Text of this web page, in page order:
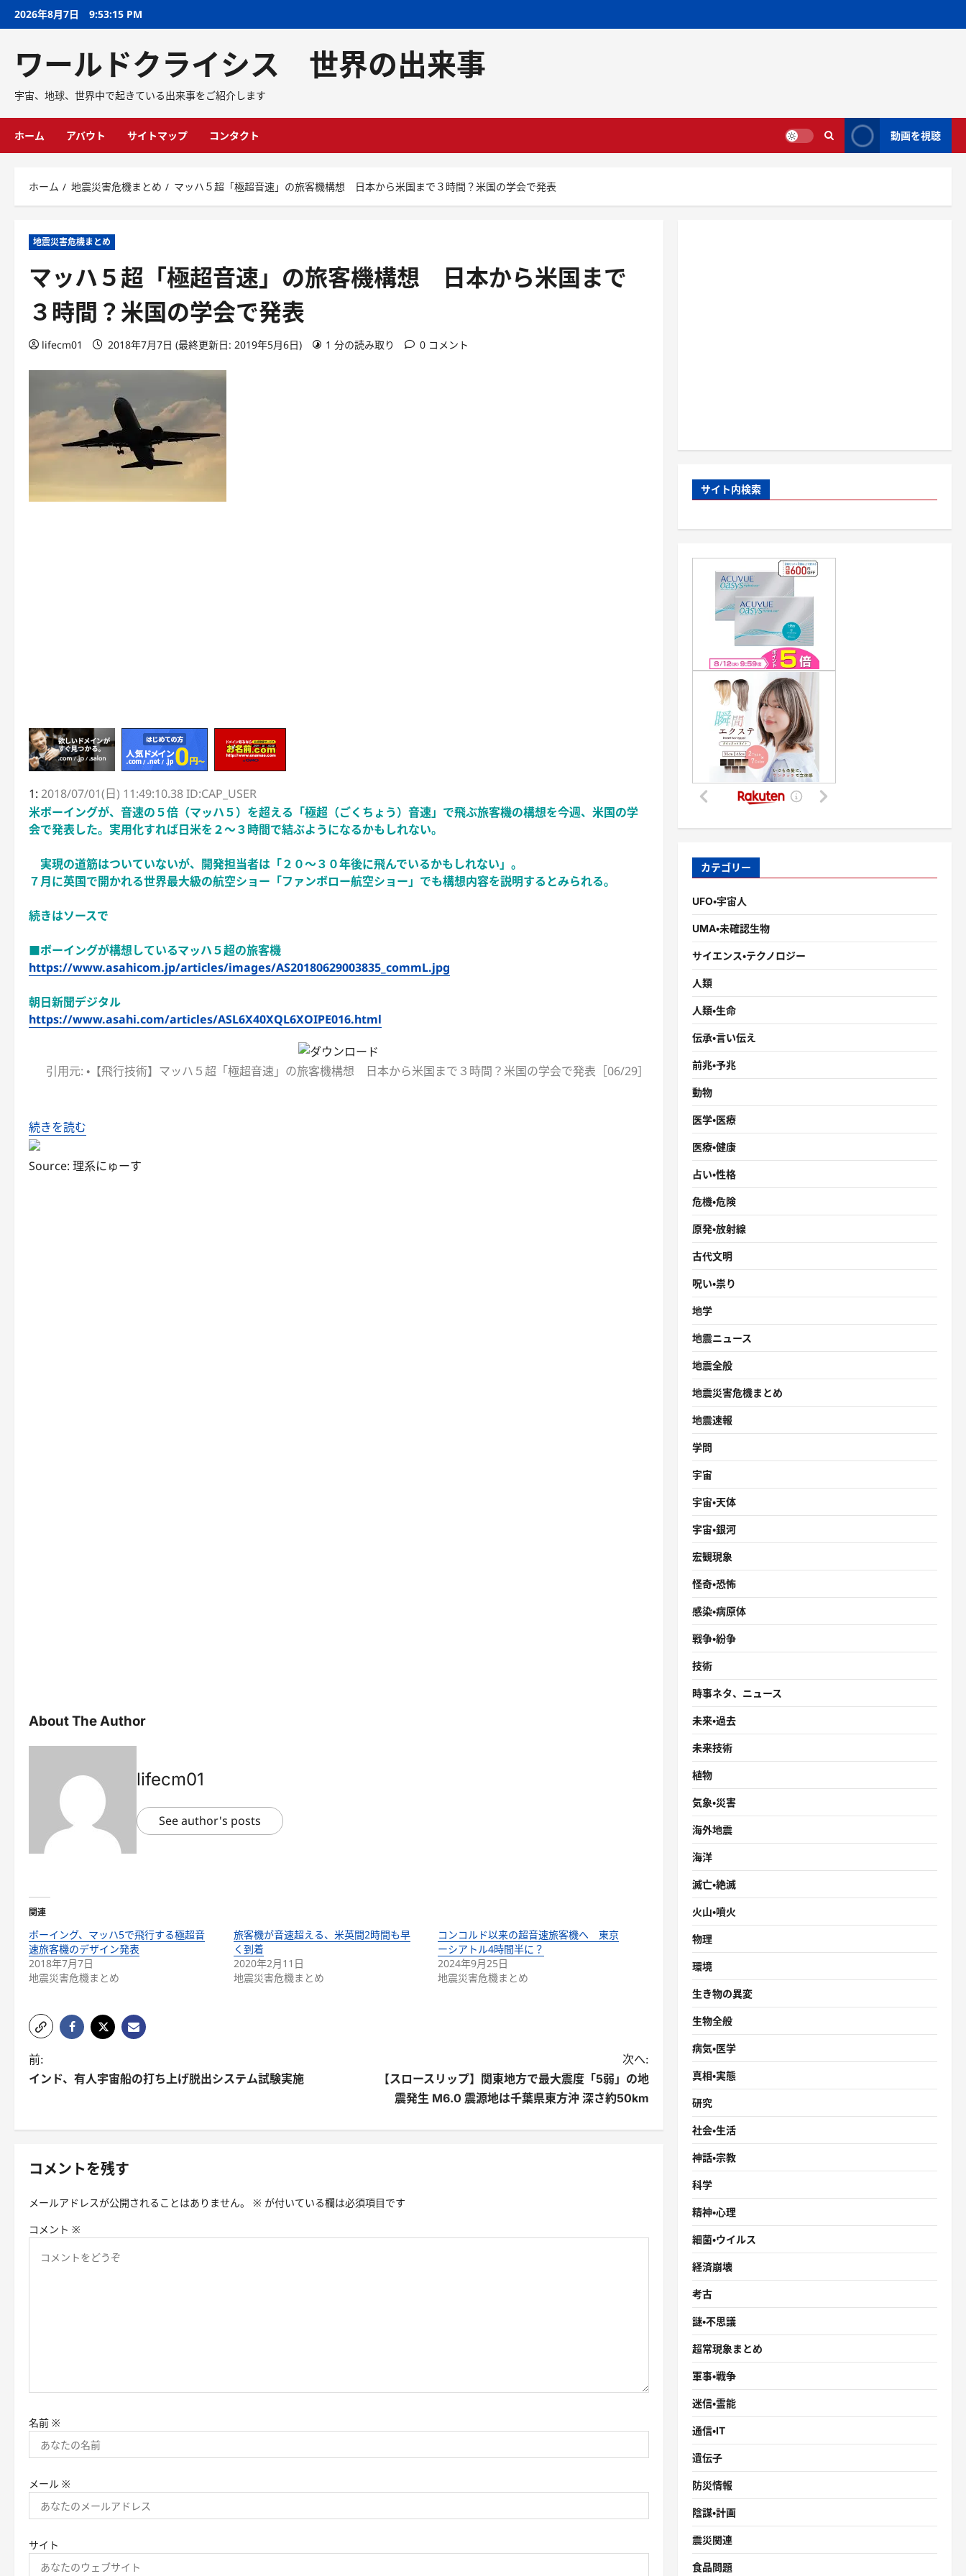
2026年8月7日 9:53:16 PM
ワールドクライシス 世界の出来事
宇宙、地球、世界中で起きている出来事をご紹介します
ホーム アバウト サイトマップ コンタクト 動画を視聴
ホーム 地震災害危機まとめ マッハ５超「極超音速」の旅客機構想 日本から米国まで３時間？米国の学会で発表
地震災害危機まとめ
マッハ５超「極超音速」の旅客機構想 日本から米国まで
３時間？米国の学会で発表
lifecm01 2018年7月7日 (最終更新日: 2019年5月6日) 1 分の読み取り 0 コメント
1: 2018/07/01(日) 11:49:10.38 ID:CAP_USER
米ボーイングが、音速の５倍（マッハ５）を超える「極超（ごくちょう）音速」で飛ぶ旅客機の構想を今週、米国の学
会で発表した。実用化すれば日米を２～３時間で結ぶようになるかもしれない。
実現の道筋はついていないが、開発担当者は「２０～３０年後に飛んでいるかもしれない」。
７月に英国で開かれる世界最大級の航空ショー「ファンボロー航空ショー」でも構想内容を説明するとみられる。
続きはソースで
■ボーイングが構想しているマッハ５超の旅客機
https://www.asahicom.jp/articles/images/AS20180629003835_commL.jpg
朝日新聞デジタル
https://www.asahi.com/articles/ASL6X40XQL6XOIPE016.html
引用元: ・【飛行技術】マッハ５超「極超音速」の旅客機構想 日本から米国まで３時間？米国の学会で発表［06/29］
続きを読む
Source: 理系にゅーす
About The Author
lifecm01
See author's posts
関連
ボーイング、マッハ5で飛行する極超音
速旅客機のデザイン発表
2018年7月7日
地震災害危機まとめ
旅客機が音速超える、米英間2時間も早
く到着
2020年2月11日
地震災害危機まとめ
コンコルド以来の超音速旅客機へ 東京
ーシアトル4時間半に？
2024年9月25日
地震災害危機まとめ
前:
インド、有人宇宙船の打ち上げ脱出システム試験実施
次へ:
【スロースリップ】関東地方で最大震度「5弱」の地
震発生 M6.0 震源地は千葉県東方沖 深さ約50km
コメントを残す
メールアドレスが公開されることはありません。 ※ が付いている欄は必須項目です
コメント ※
名前 ※
メール ※
サイト
サイト内検索
カテゴリー
UFO・宇宙人
UMA・未確認生物
サイエンス・テクノロジー
人類
人類・生命
伝承・言い伝え
前兆・予兆
動物
医学・医療
医療・健康
占い・性格
危機・危険
原発・放射線
古代文明
呪い・祟り
地学
地震ニュース
地震全般
地震災害危機まとめ
地震速報
学問
宇宙
宇宙・天体
宇宙・銀河
宏観現象
怪奇・恐怖
感染・病原体
戦争・紛争
技術
時事ネタ、ニュース
未来・過去
未来技術
植物
気象・災害
海外地震
海洋
滅亡・絶滅
火山・噴火
物理
環境
生き物の異変
生物全般
病気・医学
真相・実態
研究
社会・生活
神話・宗教
科学
精神・心理
細菌・ウイルス
経済崩壊
考古
謎・不思議
超常現象まとめ
軍事・戦争
迷信・霊能
通信・IT
遺伝子
防災情報
陰謀・計画
震災関連
食品問題